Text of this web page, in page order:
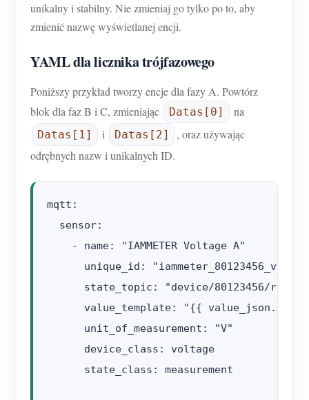
unikalny i stabilny. Nie zmieniaj go tylko po to, aby
zmienić nazwę wyświetlanej encji.
YAML dla licznika trójfazowego
Poniższy przykład tworzy encje dla fazy A. Powtórz
blok dla faz B i C, zmieniając
Datas[0] na
Datas[1] i Datas[2]
, oraz używając
odrębnych nazw i unikalnych ID.
mqtt:
  sensor:
    - name: "IAMMETER Voltage A"
unique_id:
state_topic: "device/80123456/
value_template: "{{
      unit_of_measurement: "V"
      device_class: voltage
      state_class: measurement